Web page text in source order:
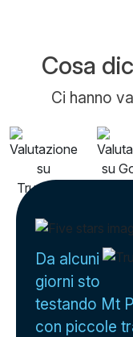
Cosa
Ci hanno
Da alcuni
giorni sto
testando Mt
con piccole